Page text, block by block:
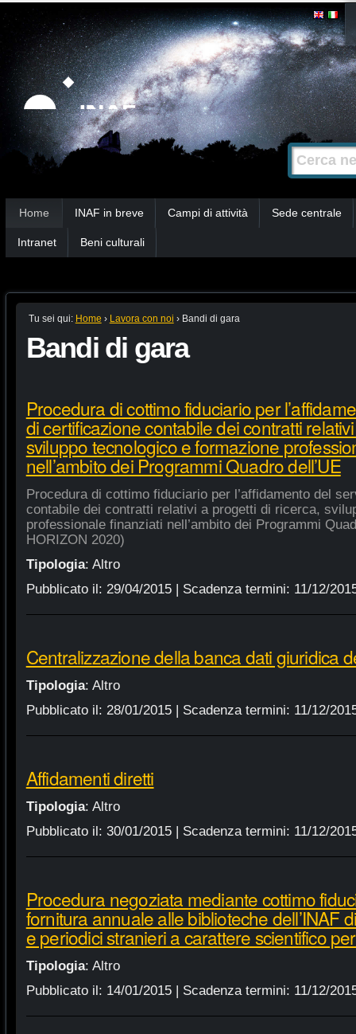
Strumenti
personali
Salta
contenuti.
|
Salta
alla
navigazione
Cerca nel
Ricerca
avanzata…
Home INAF in breve Campi di attività Sede centrale
Intranet Beni culturali
Tu sei qui: Home › Lavora con noi › Bandi di gara
Bandi di gara
Procedura di cottimo fiduciario per
di certificazione contabile dei contratti
sviluppo tecnologico e formazione
nell’ambito dei Programmi Quadro dell’UE
Procedura di cottimo fiduciario per l’affidamento del
contabile dei contratti relativi a progetti di ricerca,
professionale finanziati nell’ambito dei Programmi
HORIZON 2020)
Tipologia: Altro
Pubblicato il: 29/04/2015| Scadenza termini: 11/12/
Centralizzazione della banca dati giuridica
Tipologia: Altro
Pubblicato il: 28/01/2015| Scadenza termini: 11/12/
Affidamenti diretti
Tipologia: Altro
Pubblicato il: 30/01/2015| Scadenza termini: 11/12/
Procedura negoziata mediante cottimo
fornitura annuale alle biblioteche dell’INAF
e periodici stranieri a carattere scientifico
Tipologia: Altro
Pubblicato il: 14/01/2015| Scadenza termini: 11/12/